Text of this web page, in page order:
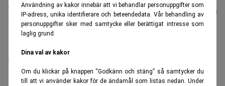
Användning av kakor innebär att vi behandlar personuppgifter som
IP-adress, unika identifierare och beteendedata. Vår behandling av
personuppgifter sker med samtycke eller berättigat intresse som
laglig grund.
Dina val av kakor
Om du klickar på knappen “Godkänn och stäng” så samtycker du
till att vi använder kakor för de ändamål som listas nedan. Under
Läs mer från Realtid - vårt nyhetsbrev
är kostnadsfritt:
Prenumerera
administrator